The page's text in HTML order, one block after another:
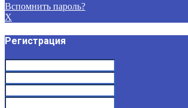
Вспомнить пароль?
X
Регистрация